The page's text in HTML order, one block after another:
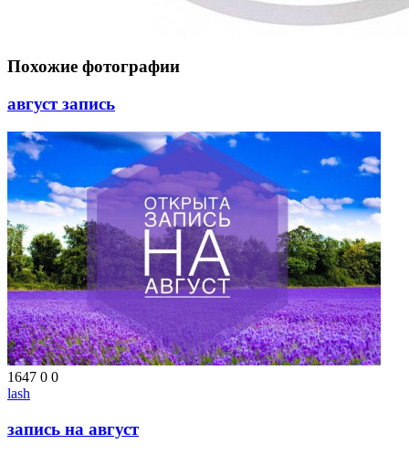
Похожие фотографии
август запись
1647 0 0
lash
запись на август